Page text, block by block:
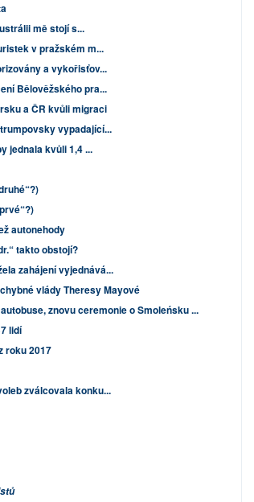
mě stojí s...
v pražském m...
a vykořisťov...
Bělověžského pra...
a ČR kvůli migraci
vypadající...
jednala kvůli 1,4 ...
autonehody
takto obstojí?
zahájení vyjednává...
vlády Theresy Mayové
znovu ceremonie o Smoleńsku ...
lidí
roku 2017
zválcovala konku...